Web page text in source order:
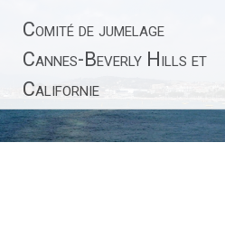
contenu
Comité de jumelage
Cannes-Beverly Hills et
Californie